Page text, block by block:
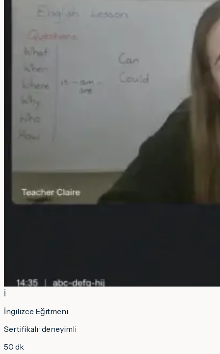
İ
İngilizce Eğitmeni
Sertifikalı · deneyimli
50 dk